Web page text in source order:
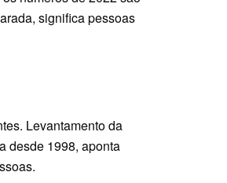
significa pessoas
Levantamento da
desde 1998, aponta